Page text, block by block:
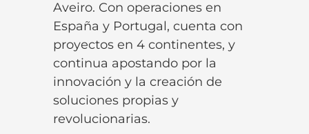
Aveiro. Con operaciones en
España y Portugal, cuenta con
proyectosen 4 continentes, y
continua apostando por la
innovación y la creación de
soluciones propias y
revolucionarias.